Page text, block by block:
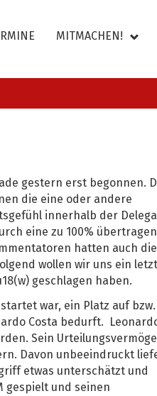
MITMACHEN!
gestern erst begonnen.
die eine oder andere
innerhalb der
eine zu 100%
hatten auch die
wollen wir uns ein
geschlagen haben.
war, ein Platz auf bzw.
Costa bedurft.
Sein
Davon unbeeindruckt
etwas unterschätzt und
gespielt und seinen